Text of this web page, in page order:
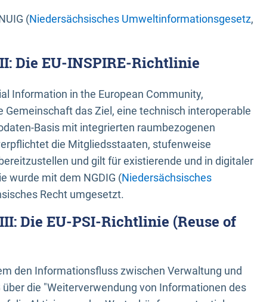
(Niedersächsisches Umweltinformationsgesetz,
Die EU-INSPIRE-Richtlinie
Information in the European Community,
Gemeinschaft das Ziel, eine technisch interoperable
Basis mit integrierten raumbezogenen
die Mitgliedsstaaten, stufenweise
und gilt für existierende und in digitaler
wurde mit dem NGDIG (Niedersächsisches
Recht umgesetzt.
Die EU-PSI-Richtlinie (Reuse of
den Informationsfluss zwischen Verwaltung und
die "Weiterverwendung von Informationen des